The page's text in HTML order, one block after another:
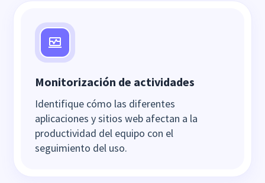
Monitorización de actividades
Identifique cómo las diferentes
aplicaciones y sitios web afectan a la
productividad del equipo con el
seguimiento del uso.